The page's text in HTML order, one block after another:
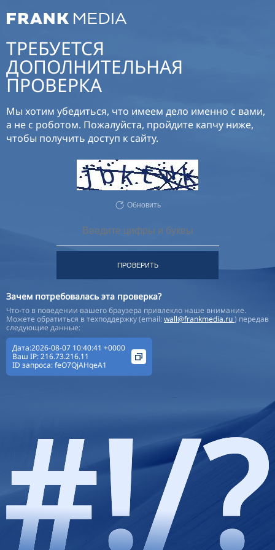
ТРЕБУЕТСЯ
ДОПОЛНИТЕЛЬНАЯ
ПРОВЕРКА
Мы хотим убедиться, что имеем дело именно с вами,
а не с роботом. Пожалуйста, пройдите капчу ниже,
чтобы получить доступ к сайту.
Обновить
ПРОВЕРИТЬ
Зачем потребовалась эта проверка?
Что-то в поведении вашего браузера привлекло наше внимание.
Можете обратиться в техподдержку (email:wall@frankmedia.ru) передав
следующие данные:
Дата:2026-08-07 10:40:41 +0000
Ваш IP:216.73.216.11
ID запроса:feO7QjAHqeA1